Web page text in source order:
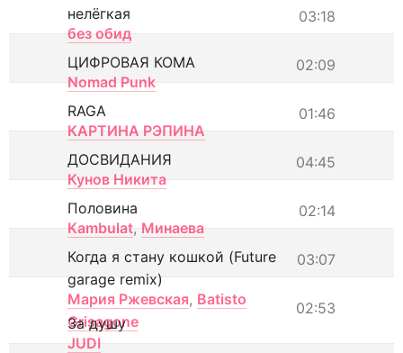
03:18
нелёгкая
без обид
02:09
ЦИФРОВАЯ КОМА
Nomad Punk
01:46
RAGA
КАРТИНА РЭПИНА
04:45
ДОСВИДАНИЯ
Кунов Никита
02:14
Половина
Kambulat, Минаева
03:07
Когда я стану кошкой (Future
garage remix)
Мария Ржевская, Batisto
Grisagone
02:53
За душу
JUDI